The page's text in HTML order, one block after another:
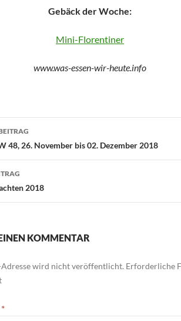
Gebäck der Woche:
Mini-Florentiner
www.was-essen-wir-heute.info
48, 26. November bis 02. Dezember 2018
2018
KOMMENTAR
wird nicht veröffentlicht. Erforderliche
*